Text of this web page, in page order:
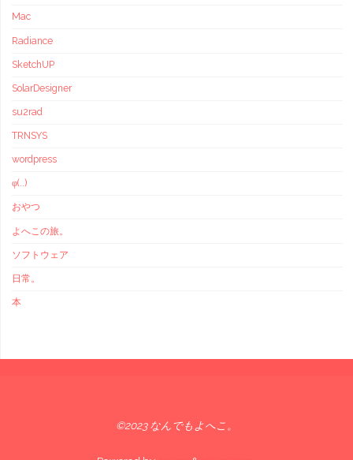
Mac
Radiance
SketchUP
SolarDesigner
su2rad
TRNSYS
wordpress
φ(..)
おやつ
よへこの旅。
ソフトウェア
日常。
本
©2023 なんでもよへこ。